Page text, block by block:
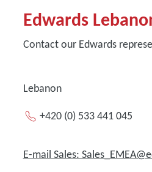
Edwards
Contact our Edwards
Lebanon
+420 (0) 533 441 045
E-mail Sales: